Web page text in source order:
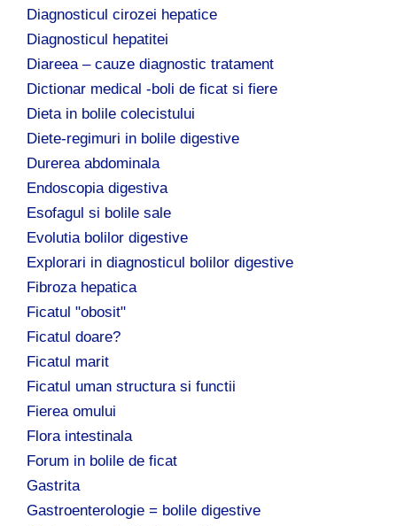
Diagnosticul cirozei hepatice
Diagnosticul hepatitei
Diareea – cauze diagnostic tratament
Dictionar medical -boli de ficat si fiere
Dieta in bolile colecistului
Diete-regimuri in bolile digestive
Durerea abdominala
Endoscopia digestiva
Esofagul si bolile sale
Evolutia bolilor digestive
Explorari in diagnosticul bolilor digestive
Fibroza hepatica
Ficatul "obosit"
Ficatul doare?
Ficatul marit
Ficatul uman structura si functii
Fierea omului
Flora intestinala
Forum in bolile de ficat
Gastrita
Gastroenterologie = bolile digestive